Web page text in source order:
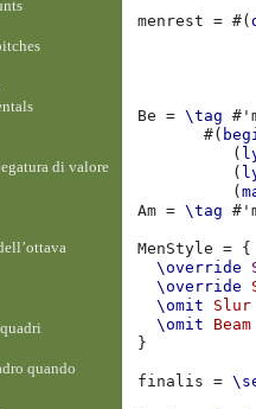
menrest = #(
Be
= \tag #
#(
(
(
(
Am = \tag #
MenStyle = {
\override
\override
\omit
Slur
\omit
Beam
}
finalis =
di valore
quando